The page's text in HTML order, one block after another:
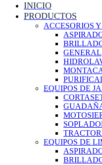
INICIO
PRODUCTOS
ACCESORIOS
GENERAL
EQUIPOS DE
EQUIPOS DE